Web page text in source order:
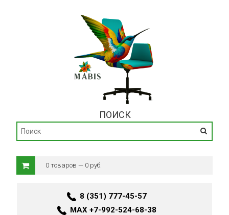
ПОИСК
0 товаров — 0 руб.
8 (351) 777-45-57
MAX +7-992-524-68-38